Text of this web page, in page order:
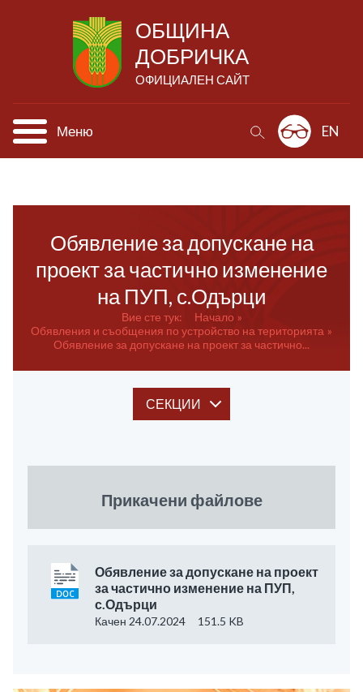
ОБЩИНА
ДОБРИЧКА
ОФИЦИАЛЕН САЙТ
Меню EN
Обявление за допускане на
проект за частично изменение
на ПУП, с.Одърци
Вие сте тук:
Начало
Обявления и съобщения по устройство на територията
Обявление за допускане на проект за частично...
СЕКЦИИ
Прикачени файлове
Обявление за допускане на проект
за частично изменение на ПУП,
с.Одърци
Качен 24.07.2024 151.5 KB